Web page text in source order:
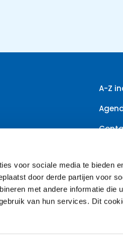
voor sociale media te bieden
door derde partijen voor
met andere informatie die
van hun services. Dit
A-Z